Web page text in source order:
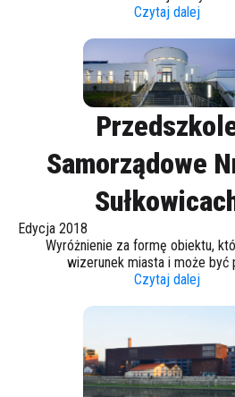
Czytaj dalej
Samorządowe
Edycja 2018
Wyróżnienie za formę obiektu,
wizerunek miasta i może być
Czytaj dalej